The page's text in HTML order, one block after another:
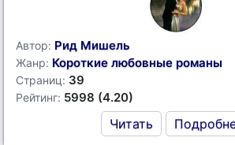
Автор: Рид Мишель
Жанр: Короткие любовные романы
Страниц: 39
Рейтинг: 5998 (4.20)
Читать